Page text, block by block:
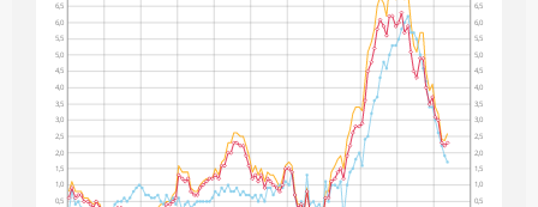
0,5
1,0
1,5
2,0
2,5
3,0
3,5
4,0
4,5
5,0
5,5
6,0
6,5
0,5
1,0
1,5
2,0
2,5
3,0
3,5
4,0
4,5
5,0
5,5
6,0
6,5